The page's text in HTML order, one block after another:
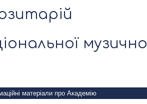
матеріали про Академію
матеріали про Академію